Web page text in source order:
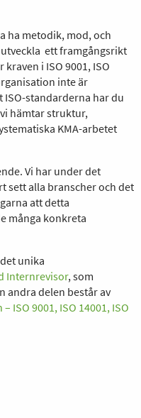
ha metodik, mod, och
ett framgångsrikt
i ISO 9001, ISO
inte är
ISO-standarderna har du
hämtar struktur,
KMA-arbetet
Vi har under det
sett alla branscher och det
att detta
många konkreta
unika
Internrevisor, som
andra delen består av
ISO 9001, ISO 14001, ISO